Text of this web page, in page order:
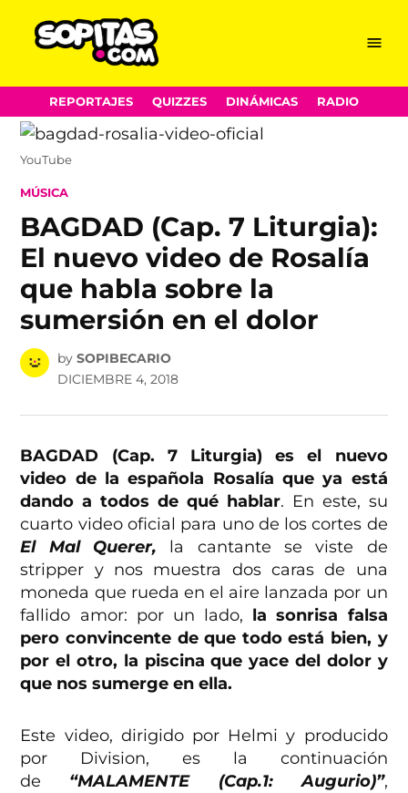
Skip
to
content
Menu
REPORTAJES QUIZZES DINÁMICAS RADIO
YouTube
POSTED
MÚSICA
BAGDAD (Cap. 7 Liturgia):
El nuevo video de Rosalía
que habla sobre la
sumersión en el dolor
by SOPIBECARIO
DICIEMBRE 4, 2018
BAGDAD (Cap. 7 Liturgia) es el nuevo
video de la española Rosalía que ya está
dando a todos de qué hablar. En este, su
cuarto video oficial para uno de los cortes de
El Mal Querer, la cantante se viste de
stripper y nos muestra dos caras de una
moneda que rueda en el aire lanzada por un
fallido amor: por un lado, la sonrisa falsa
pero convincente de que todo está bien, y
por el otro, la piscina que yace del dolor y
que nos sumerge en ella.
Este video, dirigido por Helmi y producido
por Division, es la continuación
de “MALAMENTE (Cap.1: Augurio)”,